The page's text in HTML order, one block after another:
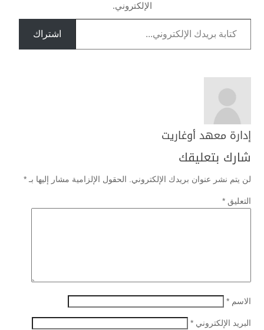
الإلكتروني.
كتابة بريدك الإلكتروني...
اشتراك
إدارة معهد أوغاريت
شارك بتعليقك
لن يتم نشر عنوان بريدك الإلكتروني. الحقول الإلزامية مشار إليها بـ *
التعليق *
الاسم *
البريد الإلكتروني *